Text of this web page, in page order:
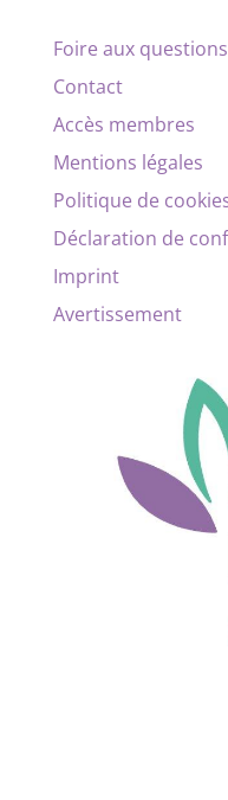
Foire aux questions
Contact
Accès membres
Mentions légales
Politique de
Déclaration de
Imprint
Avertissement